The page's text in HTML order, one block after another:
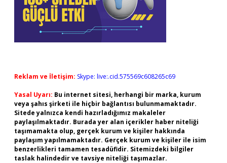
Reklam ve İletişim: Skype: live:.cid.575569c608265c69
Yasal Uyarı: Bu internet sitesi, herhangi bir marka, kurum
veya şahıs şirketi ile hiçbir bağlantısı bulunmamaktadır.
Sitede yalnızca kendi hazırladığımız makaleler
paylaşılmaktadır. Burada yer alan içerikler haber niteliği
taşımamakta olup, gerçek kurum ve kişiler hakkında
paylaşım yapılmamaktadır. Gerçek kurum ve kişiler ile isim
benzerlikleri tamamen tesadüfidir. Sitemizdeki bilgiler
taslak halindedir ve tavsiye niteliği taşımazlar.